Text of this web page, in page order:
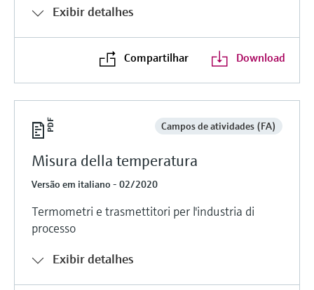
Exibir detalhes
Compartilhar Download
Campos de atividades (FA)
Misura della temperatura
Versão em italiano - 02/2020
Termometri e trasmettitori per l'industria di
processo
Exibir detalhes